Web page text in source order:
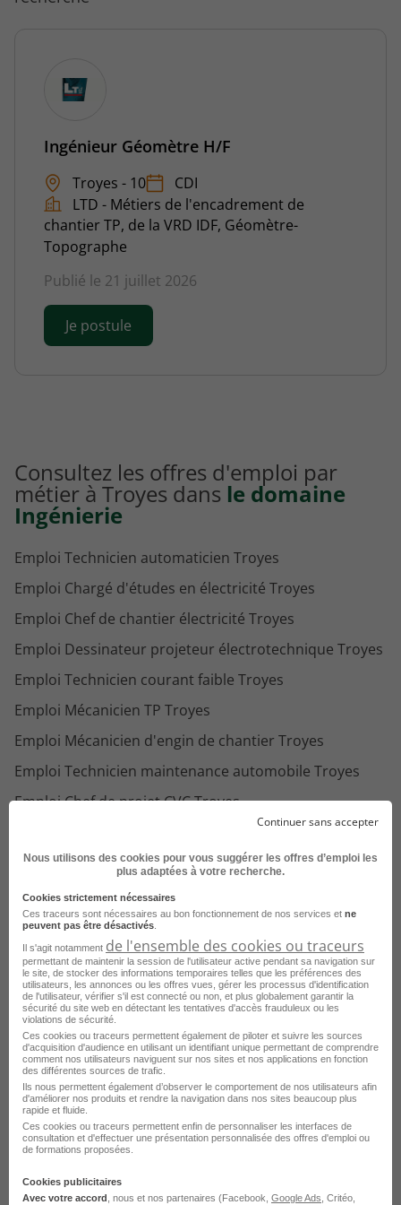
Ingénieur Géomètre H/F
Troyes - 10
CDI
LTD - Métiers de l'encadrement de
chantier TP, de la VRD IDF, Géomètre-
Topographe
Publié le 21 juillet 2026
Je postule
Consultez les offres d'emploi par
métier à Troyes dans le domaine
Ingénierie
Emploi Technicien automaticien Troyes
Emploi Chargé d'études en électricité Troyes
Emploi Chef de chantier électricité Troyes
Emploi Dessinateur projeteur électrotechnique Troyes
Emploi Technicien courant faible Troyes
Emploi Mécanicien TP Troyes
Emploi Mécanicien d'engin de chantier Troyes
Emploi Technicien maintenance automobile Troyes
Emploi Chef de projet CVC Troyes
Emploi Technicien électricien Troyes
Emploi Mécanicien de maintenance Troyes
Consultez les offres d'emploi pour le
métierIngénieur géomètre dans
d'autres villes
Emploi Ingénieur géomètre Paris
Emploi Ingénieur géomètre Dijon
Emploi Ingénieur géomètre Lyon
Emploi Ingénieur géomètre Caen
Emploi Ingénieur géomètre Vitry-sur-Seine
Emploi Ingénieur géomètre Perpignan
Emploi Ingénieur géomètre Nantes
Emploi Ingénieur géomètre Dieppe
Continuer sans accepter
Nous utilisons des cookies pour vous suggérer les offres d’emploi les
plus adaptées à votre recherche.
Cookies strictement nécessaires
Ces traceurs sont nécessaires au bon fonctionnement de nos services et ne
peuvent pas être désactivés
Il s'agit notamment de l'ensemble des cookies ou traceurs
permettant de maintenir la session de l'utilisateur active pendant sa navigation sur
le site, de stocker des informations temporaires telles que les préférences des
utilisateurs, les annonces ou les offres vues, gérer les processus d'identification
de l'utilisateur, vérifier s'il est connecté ou non, et plus globalement garantir la
sécurité du site web en détectant les tentatives d'accès frauduleux ou les
violations de sécurité.
Ces cookies ou traceurs permettent également de piloter et suivre les sources
d'acquisition d'audience en utilisant un identifiant unique permettant de comprendre
comment nos utilisateurs naviguent sur nos sites et nos applications en fonction
des différentes sources de trafic.
Ils nous permettent également d’observer le comportement de nos utilisateurs afin
d'améliorer nos produits et rendre la navigation dans nos sites beaucoup plus
rapide et fluide.
Ces cookies ou traceurs permettent enfin de personnaliser les interfaces de
consultation et d'effectuer une présentation personnalisée des offres d'emploi ou
de formations proposées.
Cookies publicitaires
Avec votre accord , nous et nos partenaires (Facebook, Google Ads , Critéo,